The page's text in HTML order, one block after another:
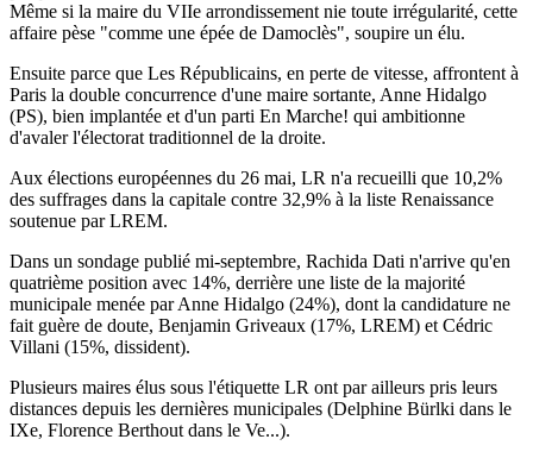
Même si la maire du VIIe arrondissement nie toute irrégularité, cette
affaire pèse "comme une épée de Damoclès", soupire un élu.
Ensuite parce que Les Républicains, en perte de vitesse, affrontent à
Paris la double concurrence d'une maire sortante, Anne Hidalgo
(PS), bien implantée et d'un parti En Marche! qui ambitionne
d'avaler l'électorat traditionnel de la droite.
Aux élections européennes du 26 mai, LR n'a recueilli que 10,2%
des suffrages dans la capitale contre 32,9% à la liste Renaissance
soutenue par LREM.
Dans un sondage publié mi-septembre, Rachida Dati n'arrive qu'en
quatrième position avec 14%, derrière une liste de la majorité
municipale menée par Anne Hidalgo (24%), dont la candidature ne
fait guère de doute, Benjamin Griveaux (17%, LREM) et Cédric
Villani (15%, dissident).
Plusieurs maires élus sous l'étiquette LR ont par ailleurs pris leurs
distances depuis les dernières municipales (Delphine Bürlki dans le
IXe, Florence Berthout dans le Ve...).